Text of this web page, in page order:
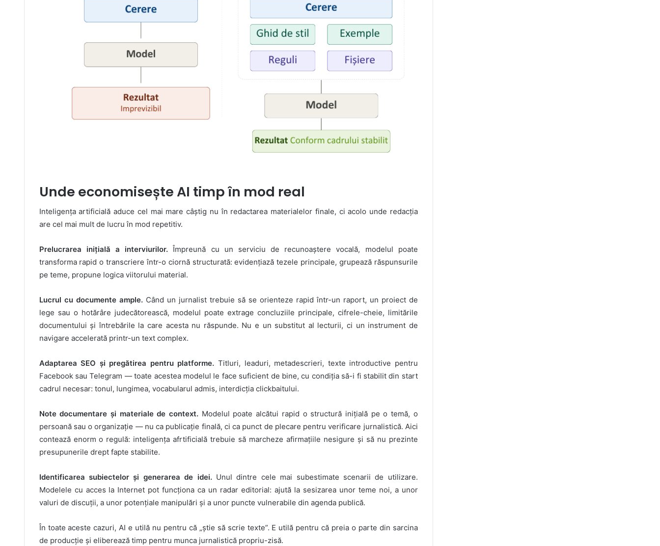
Unde economisește AI timp în mod real
Inteligența artificială aduce cel mai mare câștig nu în redactarea materialelor finale, ci acolo unde redacția
are cel mai mult de lucru în mod repetitiv.
Prelucrarea inițială a interviurilor.Împreună cu un serviciu de recunoaștere vocală, modelul poate
transforma rapid o transcriere într-o ciornă structurată: evidențiază tezele principale, grupează răspunsurile
pe teme, propune logica viitorului material.
Lucrul cu documente ample. Când un jurnalist trebuie să se orienteze rapid într-un raport, un proiect de
lege sau o hotărâre judecătorească, modelul poate extrage concluziile principale, cifrele-cheie, limitările
documentului și întrebările la care acesta nu răspunde. Nu e un substitut al lecturii, ci un instrument de
navigare accelerată printr-un text complex.
Adaptarea SEO și pregătirea pentru platforme. Titluri, leaduri, metadescrieri, texte introductive pentru
Facebook sau Telegram — toate acestea modelul le face suficient de bine, cu condiția să-i fi stabilit din start
cadrul necesar: tonul, lungimea, vocabularul admis, interdicția clickbaitului.
Note documentare și materiale de context. Modelul poate alcătui rapid o structură inițială pe o temă, o
persoană sau o organizație — nu ca publicație finală, ci ca punct de plecare pentru verificare jurnalistică. Aici
contează enorm o regulă: inteligența afrtificială trebuie să marcheze afirmațiile nesigure și să nu prezinte
presupunerile drept fapte stabilite.
Identificarea subiectelor și generarea de idei. Unul dintre cele mai subestimate scenarii de utilizare.
Modelele cu acces la Internet pot funcționa ca un radar editorial: ajută la sesizarea unor teme noi, a unor
valuri de discuții, a unor potențiale manipulări și a unor puncte vulnerabile din agenda publică.
În toate aceste cazuri, AI e utilă nu pentru că „știe să scrie texte”. E utilă pentru că preia o parte din sarcina
de producție și eliberează timp pentru munca jurnalistică propriu-zisă.